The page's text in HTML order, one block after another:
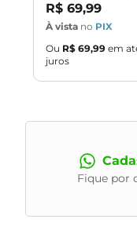
R$ 69,99
À vista no PIX
Ou R$ 69,99 em
juros
Fique por